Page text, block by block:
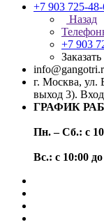
+7 903 725-
Назад
+7 903
г. Москва, ул.
выход 3).
ГРАФИК
Пн. – Сб.: с
Вс.: с 10:00